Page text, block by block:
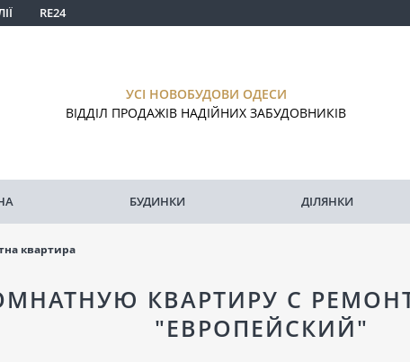
RE24
УСІ НОВОБУДОВИ ОДЕСИ
ВІДДІЛ ПРОДАЖІВ НАДІЙНИХ ЗАБУДОВНИКІВ
БУДИНКИ ДІЛЯНКИ
квартира
КВАРТИРУ С
"ЕВРОПЕЙСКИЙ"